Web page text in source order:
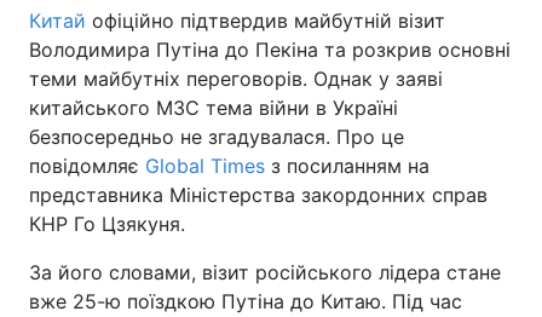
Головна Війна
Україна Політика
Економіка Світ
Техно і зв'язок Лайт
Китай офіційно підтвердив майбутній візит
Володимира Путіна до Пекіна та розкрив основні
теми майбутніх переговорів. Однак у заяві
китайського МЗС тема війни в Україні
безпосередньо не згадувалася. Про це
повідомляє Global Times з посиланням на
представника Міністерства закордонних справ
КНР Го Цзякуня.
За його словами, візит російського лідера стане
вже 25-ю поїздкою Путіна до Китаю. Під час